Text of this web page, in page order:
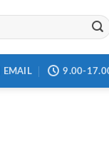
EMAIL 9.00-